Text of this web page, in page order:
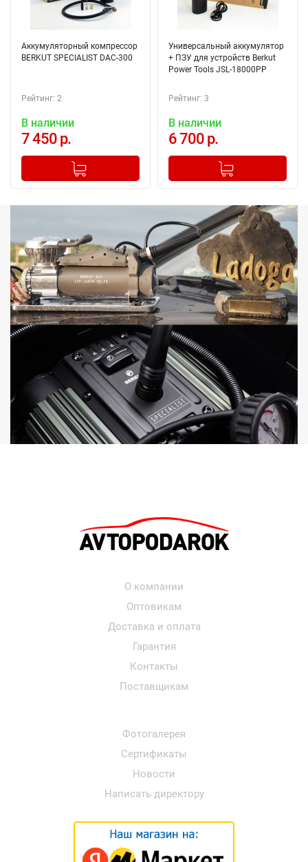
Аккумуляторный компрессор
BERKUT SPECIALIST DAC-300
Рейтинг: 2
В наличии
7 450 р.
+
Добавлено в корзину
Универсальный аккумулятор
+ ПЗУ для устройств Berkut
Power Tools JSL-18000PP
Рейтинг: 3
В наличии
6 700 р.
+
Добавлено в корзину
О компании
Оптовикам
Доставка и оплата
Гарантия
Контакты
Поставщикам
Фотогалерея
Сертификаты
Новости
Написать директору